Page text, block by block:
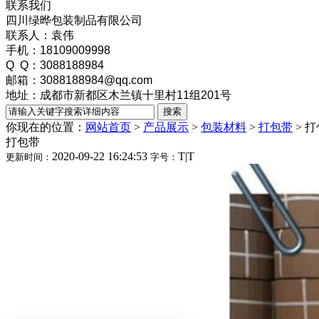
联系我们
四川绿晔包装制品有限公司
联系人：袁伟
手机：18109009998
Q Q：3088188984
邮箱：3088188984@qq.com
地址：成都市新都区木兰镇十里村11组201号
你现在的位置： 网站首页 > 产品展示 > 包装材料 > 打包带 > 打
打包带
更新时间： 2020-09-22 16:24:53 字号： T|T